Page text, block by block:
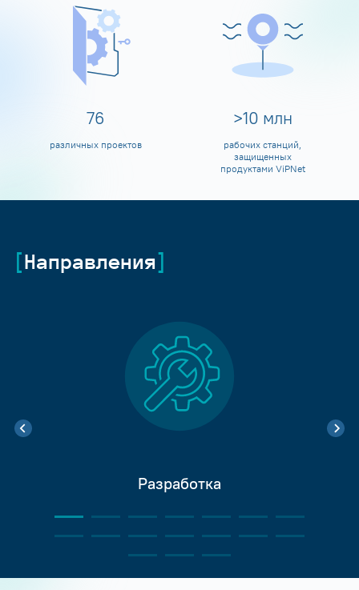
80
различных проектов
>10 млн
рабочих станций,
защищенных
продуктами ViPNet
Направления
Разработка